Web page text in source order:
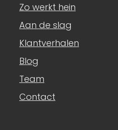
Zo werkt hein
Aan de slag
Klantverhalen
Blog
Team
Contact